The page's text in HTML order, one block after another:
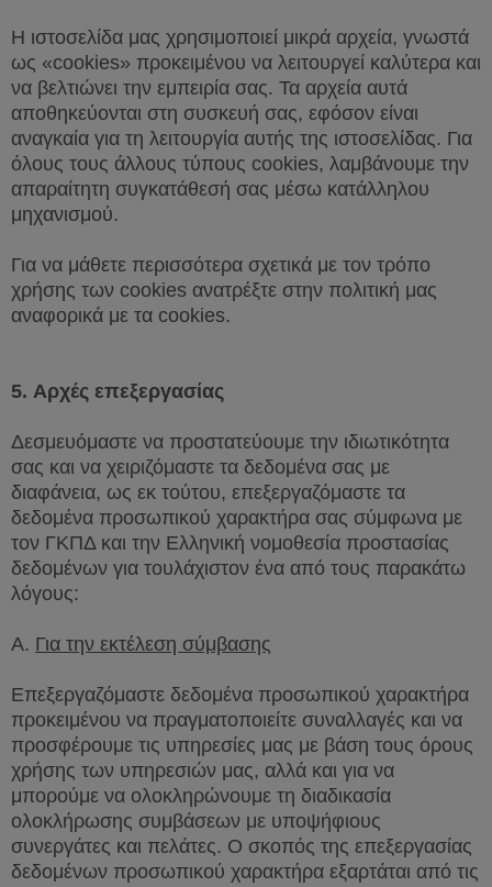
Η ιστοσελίδα μας χρησιμοποιεί μικρά αρχεία, γνωστά
ως «cookies» προκειμένου να λειτουργεί καλύτερα και
να βελτιώνει την εμπειρία σας. Τα αρχεία αυτά
αποθηκεύονται στη συσκευή σας, εφόσον είναι
αναγκαία για τη λειτουργία αυτής της ιστοσελίδας. Για
όλους τους άλλους τύπους cookies, λαμβάνουμε την
απαραίτητη συγκατάθεσή σας μέσω κατάλληλου
μηχανισμού.
Για να μάθετε περισσότερα σχετικά με τον τρόπο
χρήσης των cookies ανατρέξτε στην πολιτική μας
αναφορικά με τα cookies.
5. Αρχές επεξεργασίας
Δεσμευόμαστε να προστατεύουμε την ιδιωτικότητα
σας και να χειριζόμαστε τα δεδομένα σας με
διαφάνεια, ως εκ τούτου, επεξεργαζόμαστε τα
δεδομένα προσωπικού χαρακτήρα σας σύμφωνα με
τον ΓΚΠΔ και την Ελληνική νομοθεσία προστασίας
δεδομένων για τουλάχιστον ένα από τους παρακάτω
λόγους:
A. Για την εκτέλεση σύμβασης
Επεξεργαζόμαστε δεδομένα προσωπικού χαρακτήρα
προκειμένου να πραγματοποιείτε συναλλαγές και να
προσφέρουμε τις υπηρεσίες μας με βάση τους όρους
χρήσης των υπηρεσιών μας, αλλά και για να
μπορούμε να ολοκληρώνουμε τη διαδικασία
ολοκλήρωσης συμβάσεων με υποψήφιους
συνεργάτες και πελάτες. Ο σκοπός της επεξεργασίας
δεδομένων προσωπικού χαρακτήρα εξαρτάται από τις